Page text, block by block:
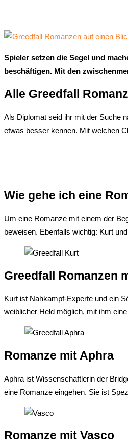
Spieler setzen die Segel und
beschäftigen. Mit den
Alle Greedfall
Als Diplomat seid ihr mit der Suche
etwas besser kennen. Mit welchen
Wie gehe ich eine
Um eine Romanze mit einem der
beweisen. Ebenfalls wichtig: Kurt
Greedfall Romanzen
Kurt ist Nahkampf-Experte und ein
weiblicher Held möglich, mit ihm
Romanze mit Aphra
Aphra ist Wissenschaftlerin der
eine Romanze eingehen. Sie ist
Romanze mit Vasco